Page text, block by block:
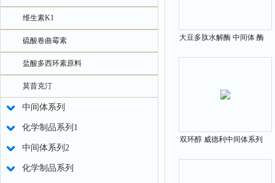
维生素K1
硫酸卷曲霉素
盐酸多西环素原料
莫昔克汀
中间体系列
化学制品系列1
中间体系列2
化学制品系列
大豆多肽水解酶 中间体 酶
双环醇 威德利中间体系列